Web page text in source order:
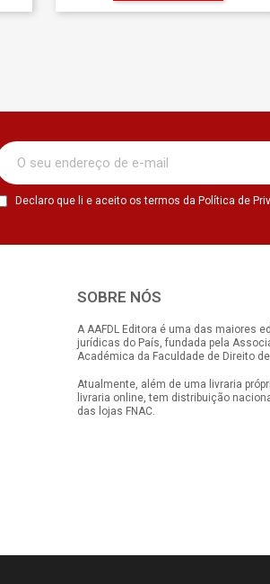
Declaro que li e aceito os termos da Política de
SOBRE NÓS
A AAFDL Editora é uma das maiores
jurídicas do País, fundada pela
Académica da Faculdade de Direito
Atualmente, além de uma livraria
livraria online, tem distribuição
das lojas FNAC.